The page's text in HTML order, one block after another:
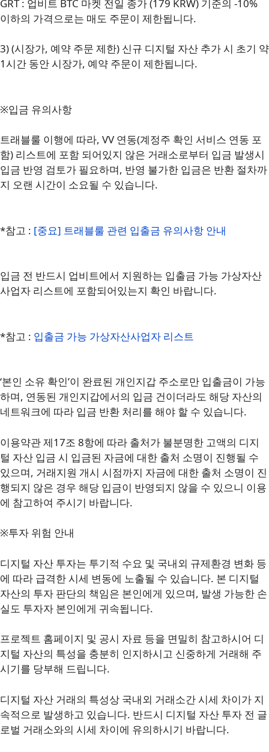
GRT : 업비트 BTC 마켓 전일 종가 (179 KRW) 기준의 -10%
이하의 가격으로는 매도 주문이 제한됩니다.
3) (시장가, 예약 주문 제한) 신규 디지털 자산 추가 시 초기 약
1시간 동안 시장가, 예약 주문이 제한됩니다.
※입금 유의사항
트래블룰 이행에 따라, VV 연동(계정주 확인 서비스 연동 포
함) 리스트에 포함 되어있지 않은 거래소로부터 입금 발생시
입금 반영 검토가 필요하며, 반영 불가한 입금은 반환 절차까
지 오랜 시간이 소요될 수 있습니다.
*참고 : [중요] 트래블룰 관련 입출금 유의사항 안내
입금 전 반드시 업비트에서 지원하는 입출금 가능 가상자산
사업자 리스트에 포함되어있는지 확인 바랍니다.
*참고 : 입출금 가능 가상자산사업자 리스트
‘본인 소유 확인’이 완료된 개인지갑 주소로만 입출금이 가능
하며, 연동된 개인지갑에서의 입금 건이더라도 해당 자산의
네트워크에 따라 입금 반환 처리를 해야 할 수 있습니다.
이용약관 제17조 8항에 따라 출처가 불분명한 고액의 디지
털 자산 입금 시 입금된 자금에 대한 출처 소명이 진행될 수
있으며, 거래지원 개시 시점까지 자금에 대한 출처 소명이 진
행되지 않은 경우 해당 입금이 반영되지 않을 수 있으니 이용
에 참고하여 주시기 바랍니다.
※투자 위험 안내
디지털 자산 투자는 투기적 수요 및 국내외 규제환경 변화 등
에 따라 급격한 시세 변동에 노출될 수 있습니다. 본 디지털
자산의 투자 판단의 책임은 본인에게 있으며, 발생 가능한 손
실도 투자자 본인에게 귀속됩니다.
프로젝트 홈페이지 및 공시 자료 등을 면밀히 참고하시어 디
지털 자산의 특성을 충분히 인지하시고 신중하게 거래해 주
시기를 당부해 드립니다.
디지털 자산 거래의 특성상 국내외 거래소간 시세 차이가 지
속적으로 발생하고 있습니다. 반드시 디지털 자산 투자 전 글
로벌 거래소와의 시세 차이에 유의하시기 바랍니다.